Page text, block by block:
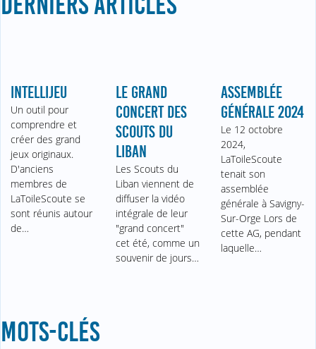
INTELLIJEU
Un outil pour
comprendre et
créer des grand
jeux originaux.
D'anciens
membres de
LaToileScoute se
sont réunis autour
de…
LE GRAND
CONCERT DES
SCOUTS DU
LIBAN
Les Scouts du
Liban viennent de
diffuser la vidéo
intégrale de leur
"grand concert"
cet été, comme un
souvenir de jours…
ASSEMBLÉE
GÉNÉRALE 2024
Le 12 octobre
2024,
LaToileScoute
tenait son
assemblée
générale à Savigny-
Sur-Orge Lors de
cette AG, pendant
laquelle…
MOTS-CLÉS